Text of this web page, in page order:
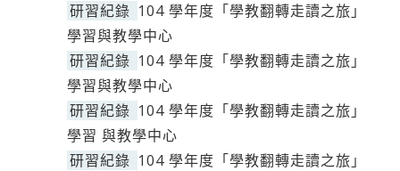
研習紀錄 104 學年度「學教翻轉走讀之旅」
學習與教學中心
研習紀錄 104 學年度「學教翻轉走讀之旅」
學習與教學中心
研習紀錄 104 學年度「學教翻轉走讀之旅」
學習 與教學中心
研習紀錄 104 學年度「學教翻轉走讀之旅」